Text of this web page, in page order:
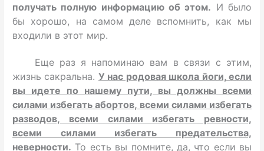
получать полную информацию об этом. И было
бы хорошо, на самом деле вспомнить, как мы
входили в этот мир.
Еще раз я напоминаю вам в связи с этим,
жизнь сакральна. У нас родовая школа йоги, если
вы идете по нашему пути, вы должны всеми
силами избегать абортов, всеми силами избегать
разводов, всеми силами избегать ревности,
всеми силами избегать предательства,
неверности. То есть вы помните, да, что если вы